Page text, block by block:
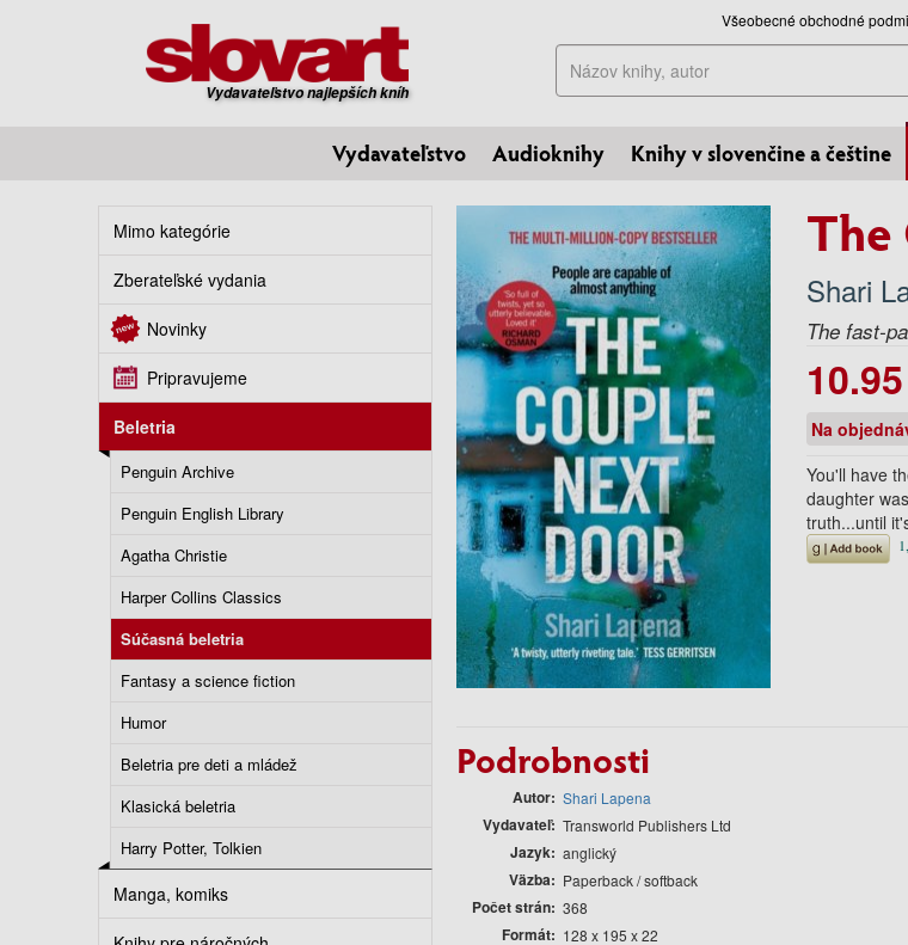
Vydavateľstvo najlepších kníh
Všeobecné obchodné
Hľadať
Vydavateľstvo Audioknihy Knihy v slovenčine a češtine
Mimo kategórie
Zberateľské vydania
Novinky
Pripravujeme
Beletria
Penguin Archive
Penguin English Library
Agatha Christie
Harper Collins Classics
Súčasná beletria
Fantasy a science fiction
Humor
Beletria pre deti a mládež
Klasická beletria
Harry Potter, Tolkien
Manga, komiks
The
Shari
The fast-
Na
You'll have
daughter
truth...until
Podrobnosti
Autor Shari Lapena
Vydavateľ Transworld Publishers Ltd
Jazyk anglický
Väzba Paperback / softback
Počet strán 368
Formát 128 x 195 x 22